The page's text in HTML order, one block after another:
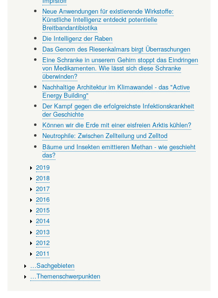
Neue Anwendungen für existierende Wirkstoffe:
Künstliche Intelligenz entdeckt potentielle
Breitbandantibiotika
Die Intelligenz der Raben
Das Genom des Riesenkalmars birgt Überraschungen
Eine Schranke in unserem Gehirn stoppt das Eindringen
von Medikamenten. Wie lässt sich diese Schranke
überwinden?
Nachhaltige Architektur im Klimawandel - das "Active
Energy Building"
Der Kampf gegen die erfolgreichste Infektionskrankheit
der Geschichte
Können wir die Erde mit einer eisfreien Arktis kühlen?
Neutrophile: Zwischen Zellteilung und Zelltod
Bäume und Insekten emittieren Methan - wie geschieht
das?
2019
2018
2017
2016
2015
2014
2013
2012
2011
…Sachgebieten
…Themenschwerpunkten